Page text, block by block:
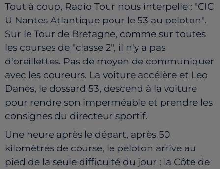
Tout à coup, Radio Tour nous interpelle : "CIC
U Nantes Atlantique pour le 53 au peloton".
Sur le Tour de Bretagne, comme sur toutes
les courses de "classe 2", il n'y a pas
d'oreillettes. Pas de moyen de communiquer
avec les coureurs. La voiture accélère et Leo
Danes, le dossard 53, descend à la voiture
pour rendre son imperméable et prendre les
consignes du directeur sportif.
Une heure après le départ, après 50
kilomètres de course, le peloton arrive au
pied de la seule difficulté du jour : la Côte de